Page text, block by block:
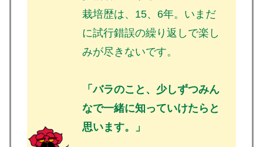
栽培歴は、15、6年。いまだ
に試行錯誤の繰り返しで楽し
みが尽きないです。
「バラのこと、少しずつみん
なで一緒に知っていけたらと
思います。」